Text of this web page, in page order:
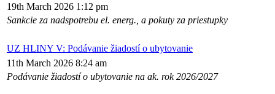
19th March 2026 1:12 pm
Sankcie za nadspotrebu el. energ., a pokuty za priestupky
UZ HLINY V: Podávanie žiadostí o ubytovanie
11th March 2026 8:24 am
Podávanie žiadostí o ubytovanie na ak. rok 2026/2027